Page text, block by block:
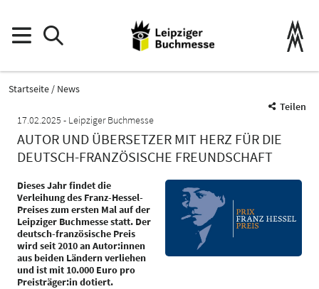
Startseite
News
Teilen
17.02.2025
Leipziger Buchmesse
AUTOR UND ÜBERSETZER MIT HERZ FÜR DIE
DEUTSCH-FRANZÖSISCHE FREUNDSCHAFT
Dieses Jahr findet die
Verleihung des Franz-Hessel-
Preises zum ersten Mal auf der
Leipziger Buchmesse statt. Der
deutsch-französische Preis
wird seit 2010 an Autor:innen
aus beiden Ländern verliehen
und ist mit 10.000 Euro pro
Preisträger:in dotiert.